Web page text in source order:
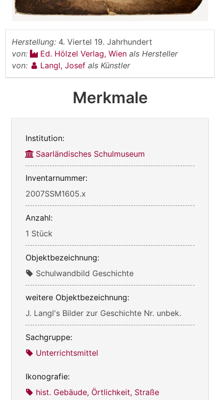
Herstellung: 4. Viertel 19. Jahrhundert
von:
Ed. Hölzel Verlag, Wien als Hersteller
von:
Langl, Josef als Künstler
Merkmale
Institution:
Saarländisches Schulmuseum
Inventarnummer:
2007SSM1605.x
Anzahl:
1 Stück
Objektbezeichnung:
Schulwandbild Geschichte
weitere Objektbezeichnung:
J. Langl's Bilder zur Geschichte Nr. unbek.
Sachgruppe:
Unterrichtsmittel
Ikonografie:
hist. Gebäude, Örtlichkeit, Straße